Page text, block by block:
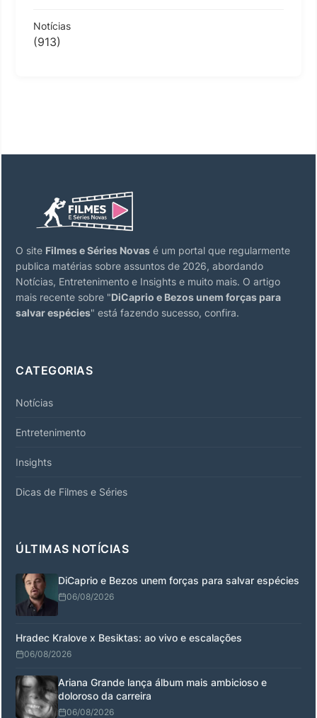
Notícias
(913)
O site Filmes e Séries Novas é um portal que regularmente
publica matérias sobre assuntos de 2026, abordando
Notícias, Entretenimento e Insights e muito mais. O artigo
mais recente sobre "DiCaprio e Bezos unem forças para
salvar espécies" está fazendo sucesso, confira.
CATEGORIAS
Notícias
Entretenimento
Insights
Dicas de Filmes e Séries
ÚLTIMAS NOTÍCIAS
DiCaprio e Bezos unem forças para salvar espécies
06/08/2026
Hradec Kralove x Besiktas: ao vivo e escalações
06/08/2026
Ariana Grande lança álbum mais ambicioso e
doloroso da carreira
06/08/2026